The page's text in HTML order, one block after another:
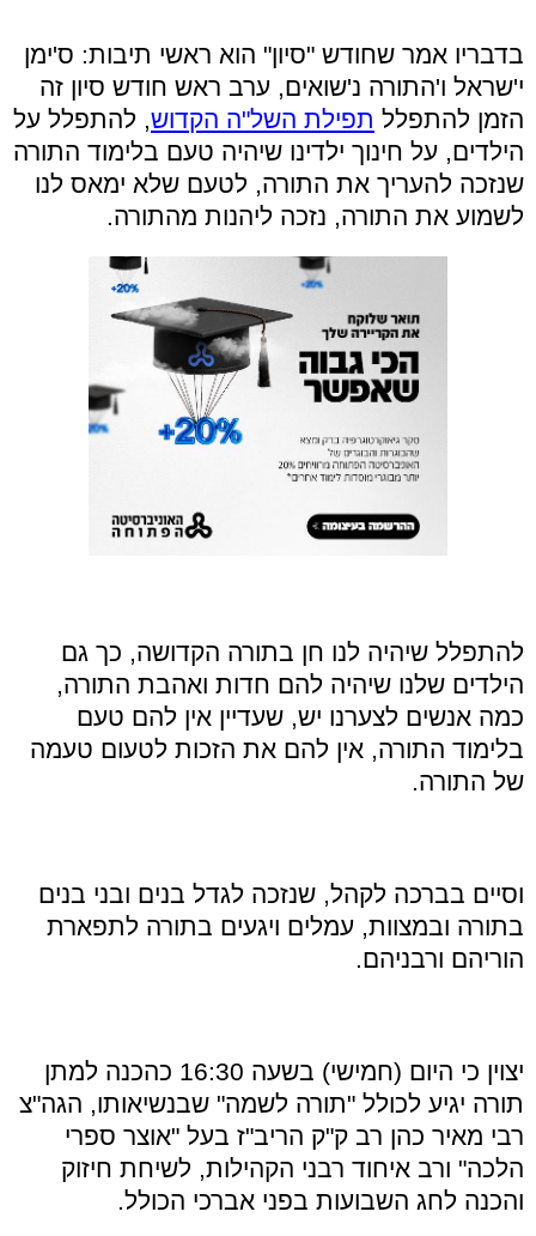
בדבריו אמר שחודש "סיון" הוא ראשי תיבות: ס'ימן
י'שראל ו'התורה נ'שואים, ערב ראש חודש סיון זה
הזמן להתפלל תפילת השל"ה הקדוש, להתפלל על
הילדים, על חינוך ילדינו שיהיה טעם בלימוד התורה
שנזכה להעריך את התורה, לטעם שלא ימאס לנו
לשמוע את התורה, נזכה ליהנות מהתורה.
להתפלל שיהיה לנו חן בתורה הקדושה, כך גם
הילדים שלנו שיהיה להם חדות ואהבת התורה,
כמה אנשים לצערנו יש, שעדיין אין להם טעם
בלימוד התורה, אין להם את הזכות לטעום טעמה
של התורה.
וסיים בברכה לקהל, שנזכה לגדל בנים ובני בנים
בתורה ובמצוות, עמלים ויגעים בתורה לתפארת
הוריהם ורבניהם.
יצוין כי היום (חמישי) בשעה 16:30 כהכנה למתן
תורה יגיע לכולל "תורה לשמה" שבנשיאותו, הגה"צ
רבי מאיר כהן רב ק"ק הריב"ז בעל "אוצר ספרי
הלכה" ורב איחוד רבני הקהילות, לשיחת חיזוק
והכנה לחג השבועות בפני אברכי הכולל.